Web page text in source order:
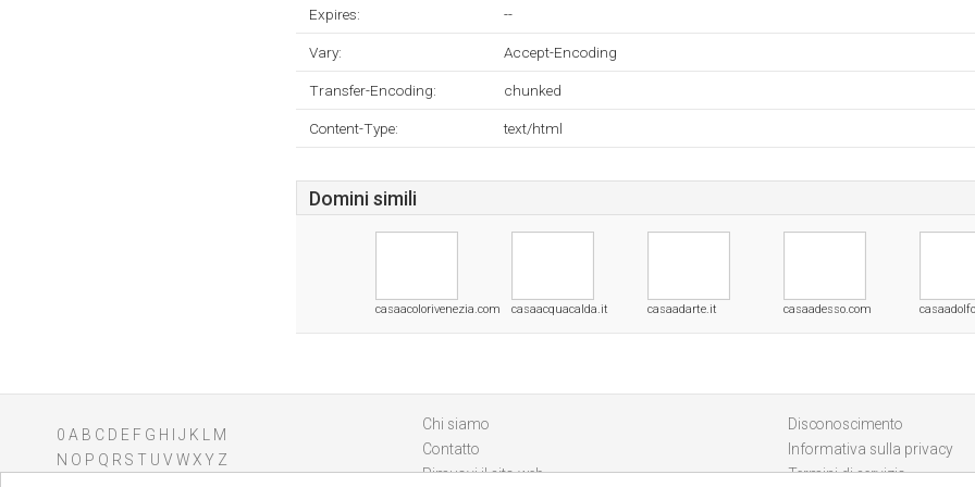
Expires: --
Vary: Accept-Encoding
Transfer-Encoding: chunked
Content-Type: text/html
Domini simili
casaacolorivenezia.com casaacquacalda.it casaadarte.it casaadesso.com
0 A B C D E F G H J K
M
N O P Q R S T U V WXY Z
Chi siamo
Contatto
Rimuovi il sito web
Disconoscimento
Informativa sulla privacy
Termini di servizio